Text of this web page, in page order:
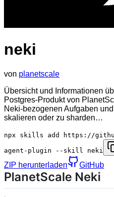
neki
von planetscale
Übersicht und Informationen
Postgres-Produkt von
Neki-bezogenen Aufgaben
skalieren oder zu sharden…
npx skills add https://
agent-plugin --skill neki
ZIP herunterladen GitHub
PlanetScale Neki